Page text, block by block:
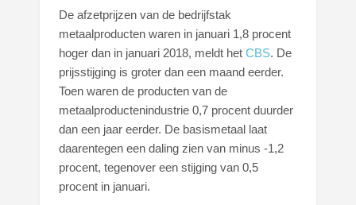
De afzetprijzen van de bedrijfstak
metaalproducten waren in januari 1,8 procent
hoger dan in januari 2018, meldt hetCBS. De
prijsstijging is groter dan een maand eerder.
Toen waren de producten van de
metaalproductenindustrie 0,7 procent duurder
dan een jaar eerder. De basismetaal laat
daarentegen een daling zien van minus -1,2
procent, tegenover een stijging van 0,5
procent in januari.